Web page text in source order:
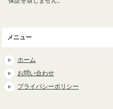
メニュー
ホーム
お問い合わせ
プライバシーポリシー